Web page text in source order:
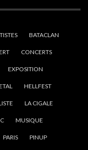
BATACLAN
CONCERTS
EXPOSITION
HELLFEST
LA CIGALE
MUSIQUE
PARIS PINUP